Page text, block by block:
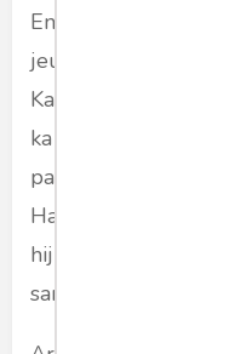
Enyaan, kuring mah
jeung bojo sorangan
Kakang. Baheula
ka SMP, kahayang
pasantren di Carita,
Harita mah kuring teu
hiji-hijina geus
sanajan enya keur